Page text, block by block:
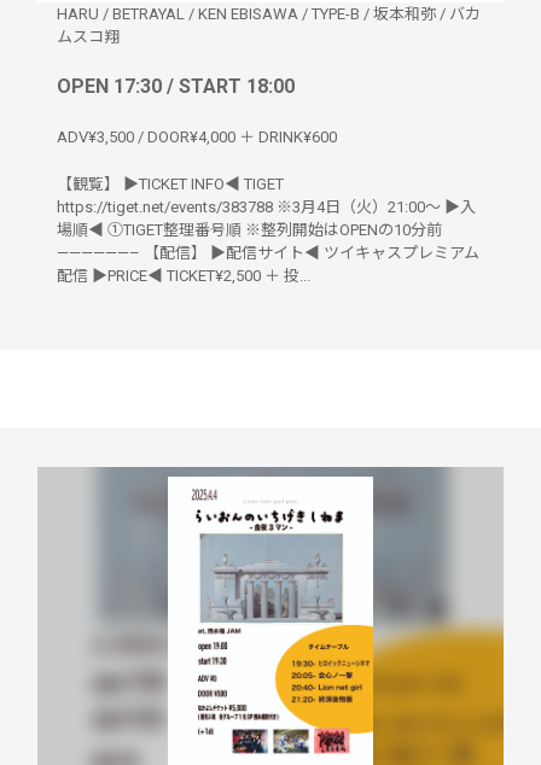
HARU / BETRAYAL / KEN EBISAWA / TYPE-B / 坂本和弥 / バカ
ムスコ翔
OPEN 17:30 / START 18:00
ADV¥3,500 / DOOR¥4,000 ＋ DRINK¥600
【観覧】 ▶︎TICKET INFO◀︎ TIGET
https://tiget.net/events/383788 ※3月4日（火）21:00〜 ▶︎入
場順◀︎ ①TIGET整理番号順 ※整列開始はOPENの10分前
——————– 【配信】 ▶︎配信サイト◀︎ ツイキャスプレミアム
配信 ▶︎PRICE◀︎ TICKET¥2,500 ＋ 投...